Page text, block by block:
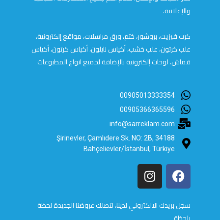
والإعلانية.
كرت فيزيت، بروشور، ختم، ورق مراسلات، مواقع إلكترونية،
علب كرتون، علب خشب، أكياس نايلون، أكياس كرتون، أكياس
قماش، لوحات إلكترونية بالإضافة لجميع انواع المطبوعات
00905013333354
00905366365596
info@sarreklam.com
Şirinevler, Çamlıdere Sk. NO: 2B, 34188
Bahçelievler/İstanbul, Türkiye
سجل بريدك الالكتروني لدينا، لتصلك عروضنا الجديدة لحظة